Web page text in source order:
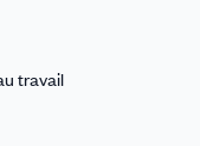
travail